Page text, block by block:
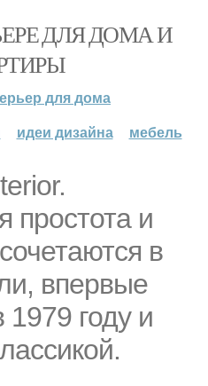
ДЛЯ ДОМА И
для дома
идеи дизайна мебель
простота и
в
впервые
году и